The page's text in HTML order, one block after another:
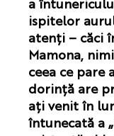
a
ispitelor
atenți – căci
Mamona,
ceea ce pare
dorință are
ați venit în
întunecată a